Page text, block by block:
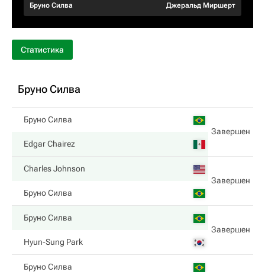
Бруно Силва Джеральд Миршерт
Статистика
Бруно Силва
Бруно Силва
Завершен
Edgar Chairez
Charles Johnson
Завершен
Бруно Силва
Бруно Силва
Завершен
Hyun-Sung Park
Бруно Силва